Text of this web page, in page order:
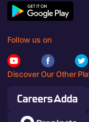
Follow us on
Discover Our Other